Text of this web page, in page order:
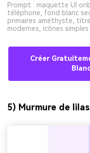
Prompt : maquette UI
téléphone, fond blanc
primaires améthyste,
modernes, icônes
Créer
5) Murmure de lilas